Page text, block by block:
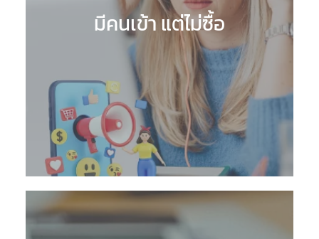
มีคนเข้า แต่ไม่ซื้อ